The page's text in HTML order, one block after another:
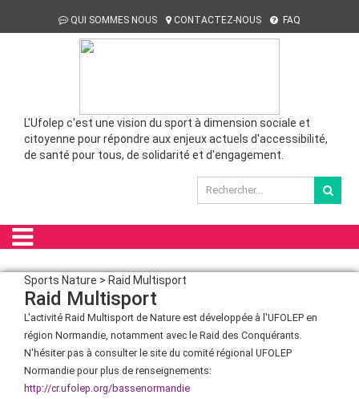
QUI SOMMES NOUS CONTACTEZ-NOUS FAQ
L'Ufolep c'est une vision du sport à dimension sociale et
citoyenne pour répondre aux enjeux actuels d'accessibilité,
de santé pour tous, de solidarité et d'engagement.
Sports Nature > Raid Multisport
Raid Multisport
L'activité Raid Multisport de Nature est développée à l'UFOLEP en
région Normandie, notamment avec le Raid des Conquérants.
N'hésiter pas à consulter le site du comité régional UFOLEP
Normandie pour plus de renseignements:
http://cr.ufolep.org/bassenormandie